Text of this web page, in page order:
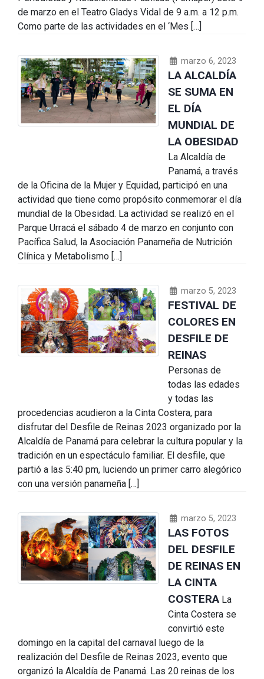
de marzo en el Teatro Gladys Vidal de 9 a.m. a 12 p.m.
Como parte de las actividades en el ‘Mes […]
marzo 6, 2023
LA ALCALDÍA
SE SUMA EN
EL DÍA
MUNDIAL DE
LA OBESIDAD
La Alcaldía de
Panamá, a través
de la Oficina de la Mujer y Equidad, participó en una
actividad que tiene como propósito conmemorar el día
mundial de la Obesidad. La actividad se realizó en el
Parque Urracá el sábado 4 de marzo en conjunto con
Pacífica Salud, la Asociación Panameña de Nutrición
Clínica y Metabolismo […]
marzo 5, 2023
FESTIVAL DE
COLORES EN
DESFILE DE
REINAS
Personas de
todas las edades
y todas las
procedencias acudieron a la Cinta Costera, para
disfrutar del Desfile de Reinas 2023 organizado por la
Alcaldía de Panamá para celebrar la cultura popular y la
tradición en un espectáculo familiar. El desfile, que
partió a las 5:40 pm, luciendo un primer carro alegórico
con una versión panameña […]
marzo 5, 2023
LAS FOTOS
DEL DESFILE
DE REINAS EN
LA CINTA
COSTERA La
Cinta Costera se
convirtió este
domingo en la capital del carnaval luego de la
realización del Desfile de Reinas 2023, evento que
organizó la Alcaldía de Panamá. Las 20 reinas de los